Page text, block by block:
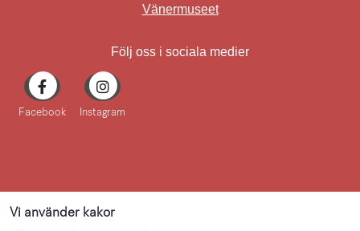
Vi använder kakor
VänermuseetLänk till annan
Följ oss i sociala medier
Facebook Instagram